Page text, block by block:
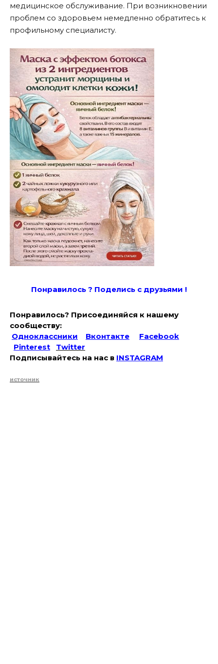
медицинское обслуживание. При возникновении
проблем со здоровьем немедленно обратитесь к
профильному специалисту.
Понравилось ? Поделись с друзьями !
Понравилось? Присоединяйся к нашему
сообществу:
Одноклассники
Вконтакте
Facebook
Pinterest
Twitter
Подписывайтесь на наc в INSTAGRAM
источник